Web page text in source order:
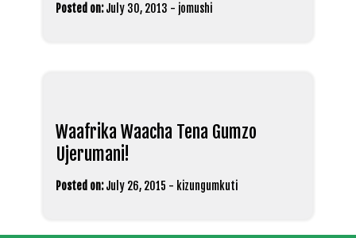
Posted on: July 30, 2013 - jomushi
Waafrika Waacha Tena Gumzo
Ujerumani!
Posted on: July 26, 2015 - kizungumkuti